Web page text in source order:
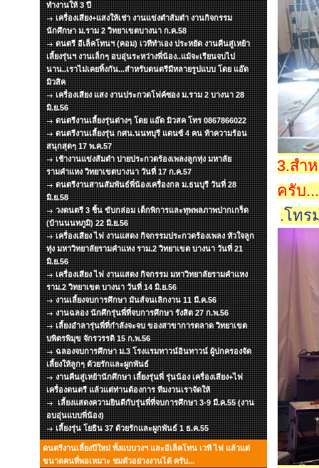
ทำงานให้ 3 ปี
เครื่องเสียง+แสงให้เช่า งานแข่งตำส้มตำ งานกิจกรรม
นักศึกษา ม.ราม 2 วิทยาเขตบางนา ก.ค.58
ดนตรี อีเล็คโทนฯ (คอม) เวทีทำเอง ประหยัด งานคืนสู่เหย้า
เลี้ยงรุ่นฯ งานเล็กๆ อบอุ่นระหว่างพี่น้อง..แม้จะเรียนจบไป
นาน..เราไม่เคยทิ้งกัน...สำหรับดนตรีมีหลายรูปแบบ โดย แอ๊ด
มิวสิค
เครื่องเสียง แสง งานประกวดโฟค์ซอง ม.ราม 2 บางนา 28
มิ.ย.56
ดนตรีงานเลี้ยงรุ่นต่างๆ โดย แอ๊ด มิวสค โทร 0867866022
ดนตรีงานเลี้ยงรุ่น กศน.นนทบุรี แดนซ์ 4 คน ท้าความร้อน
สนุกสุดๆ 17 พ.ค.57
เช้างานแข่งส้มตำ บ่ายประกวดร้องเพลงลูกทุ่ง มหาลัย
รามคำแหง วิทยาเขตบางนา วันที่ 17 ก.ค.57
ดนตรีงานสานสัมพันธ์พี่น้องเครื่องกล ม.ธนบุรี วันที่ 28
มิ.ย.58
วงดนตรี 3 ชิ้น ขับกล่อม เด็กพิการและทุพพลภาพปากเกร็ด
(บ้านนนทภูมิ) 22 มิ.ย.56
เครื่องเสียง ไฟ งานแสดง กิจกรรมประกวดร้องเพลง หัวใจลูก
ทุ่ง มหาวิทยาลัยรามคำแหง ราม.2 วิทยาเขต บางนา วันที่ 21
มิ.ย.56
เครื่องเสียง ไฟ งานแสดง กิจกรรม มหาวิทยาลัยรามคำแหง
ราม.2 วิทยาเขต บางนา วันที่ 14 มิ.ย.56
งานเลี้ยงจบการศึกษา มันส์จนเลิกงาน 11 มี.ค.56
งานฉลอง นักศึกรุ่นพี่ที่จบการศึกษา รังสิต 27 ก.พ.56
เลี้ยงอำลารุ่นพี่ที่กำลังจะจบ ของสาขาการตลาด วิทยาเขต
บพิตรพิมุข จักรวรรดิ 15 ก.พ.56
ฉลองจบการศึกษา ม.3 โรงแรมทาวน์อินทาวน์ ผู้ปกครองจัด
เลี้ยงให้ลูกๆ ด้วยรักและผูกพันธ์
งานคืนสู่เหย้านักศึกษา เลี้ยงรุ่นพี่ รุ่นน้อง เครื่องเสียง+ไฟ
เครื่องดนตรี แล้วแต่ท่านต้องการ ทีมงานเราจัดให้
เลี้ยงแสดงความยินดีกับรุ่นพี่ที่จบการศึกษา 3-9 มี.ค.55 (งาน
อบอุ่นแบบพี่น้อง)
เลี้ยงรุ่น โยธิน 37 ด้วยรักและผูกพันธ์ 1 ธ.ค.55
ดนตรีงานเลี้ยงปีใหม่ ทั้งแบบวงฯ และอีเล็คโทน เวที ไฟ แล้วแต่
ขนาดคนที่พอเหมาะ ชมตัวอย่างงานได้ ครับ...
3.สำ
ครับ
.โทร